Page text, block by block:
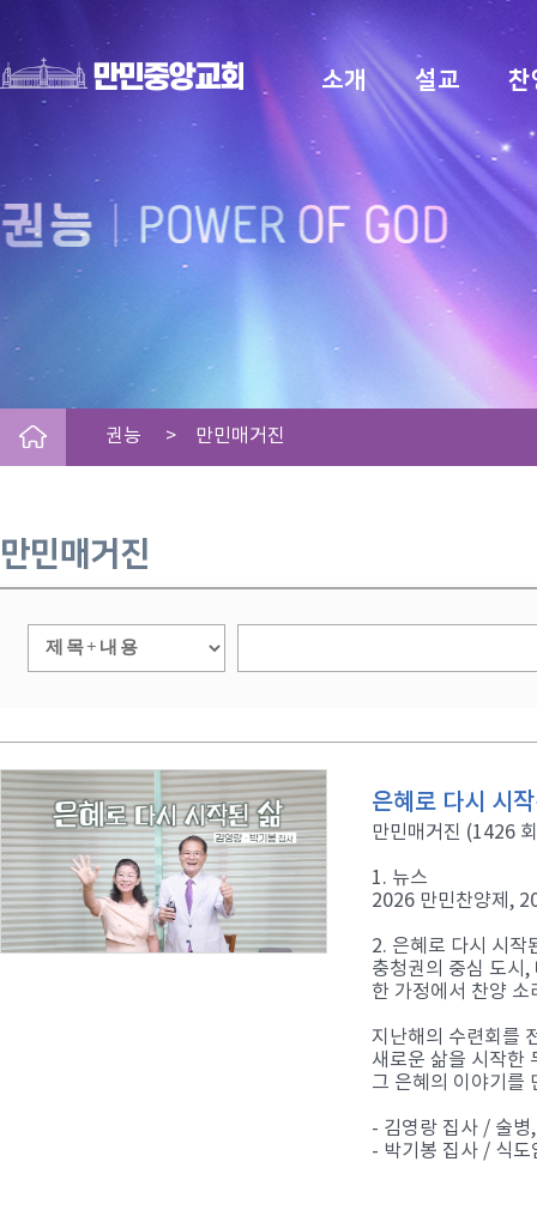
소개 설교 찬
권능 > 만민매거진
만민매거진
은혜로 다시 시
만민매거진 (1426
1. 뉴스
2026 만민찬양제,
2. 은혜로 다시 시작
충청권의 중심 도시,
한 가정에서 찬양
지난해의 수련회를
새로운 삶을 시작한
그 은혜의 이야기를
- 김영랑 집사 / 술병
- 박기봉 집사 / 식도